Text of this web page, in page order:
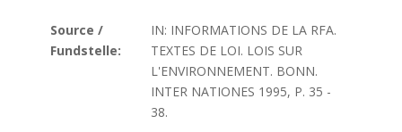
Source /
Fundstelle:
IN: INFORMATIONS DE LA RFA.
TEXTES DE LOI. LOIS SUR
L'ENVIRONNEMENT. BONN.
INTER NATIONES 1995, P. 35 -
38.